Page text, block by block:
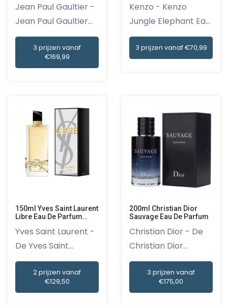
Jean Paul Gaultier -
Jean Paul Gaultier
Cla...
3 prijzen vanaf
€169,99
Kenzo - Kenzo
Jungle Elephant Eau
de Parfum...
3 prijzen vanaf €70,99
150ml Yves Saint Laurent
Libre Eau De Parfum
Yves Saint Laurent -
De Yves Saint
Laurent...
2 prijzen vanaf
€129,50
200ml Christian Dior
Sauvage Eau De Parfum
Christian Dior - De
Christian Dior
Sauvage...
3 prijzen vanaf
€175,00